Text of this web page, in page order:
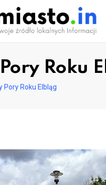
Roku
Pory Roku Elbląg